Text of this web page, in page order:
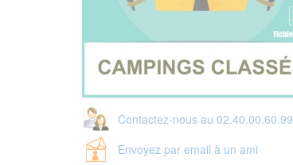
Contactez-nous au 02.40.00.60.99
Envoyez par email à un ami